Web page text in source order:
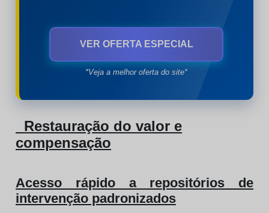
VER OFERTA ESPECIAL
*Veja a melhor oferta do site*
Restauração do valor e
compensação
Acesso rápido a repositórios de
intervenção padronizados